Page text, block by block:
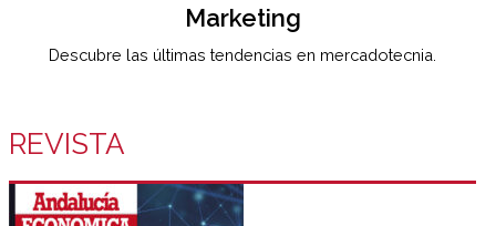
Marketing
Descubre las últimas tendencias en mercadotecnia.
REVISTA